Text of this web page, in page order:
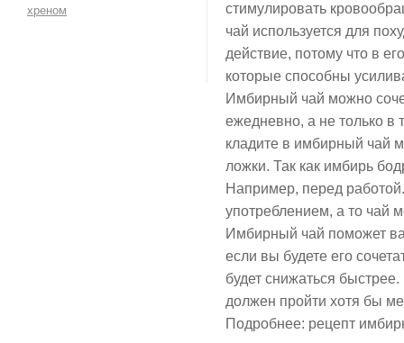
хреном
стимулировать
чай используется для
действие, потому что в
которые способны
Имбирный чай можно
ежедневно, а не только в
кладите в имбирный чай
ложки. Так как имбирь
Например, перед
употреблением, а то чай
Имбирный чай поможет
если вы будете его
будет снижаться
должен пройти хотя бы
Подробнее: рецепт